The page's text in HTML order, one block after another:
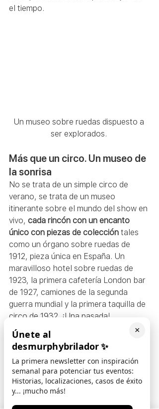
×
Únete al
desmurphybrilador✨
La primera newsletter con inspiración
semanal para potenciar tus eventos:
Historias, localizaciones, casos de éxito
y... ¡mucho más!
el tiempo.
Un museo sobre ruedas dispuesto a
ser explorados.
Más que un circo. Un museo de
la sonrisa
No se trata de un simple circo de
verano, se trata de un museo
itinerante sobre el mundo del show en
vivo, cada rincón con un encanto
único con piezas de colección tales
como un órgano sobre ruedas de
1912, pieza única en España. Un
maravilloso hotel sobre ruedas de
1923, la primera cafetería London bar
de 1927, camiones de la segunda
guerra mundial y la primera taquilla de
circo de 1932. ¡Una pasada!
En Marca Condal ya hemos realizado
algunos eventos circus, muy
divertidos en la que incluso nosotros
¡Nos disfrazamos! Os animamos a que
podáis ver nuestro
Evento Circus